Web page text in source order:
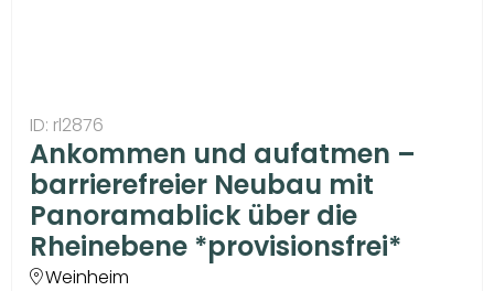
ID: rl2876
Ankommen und aufatmen –
barrierefreier Neubau mit
Panoramablick über die
Rheinebene *provisionsfrei*
Weinheim